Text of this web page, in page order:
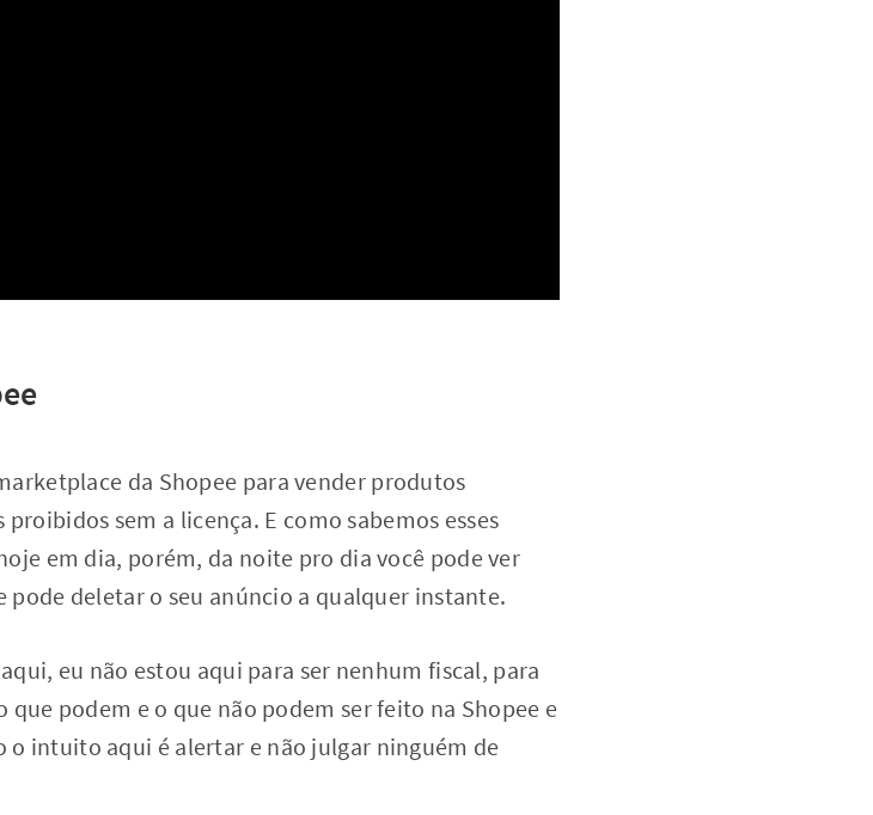
da Shopee para vender produtos
sem a licença. E como sabemos esses
em dia, porém, da noite pro dia você pode ver
deletar o seu anúncio a qualquer instante.
eu não estou aqui para ser nenhum fiscal, para
que podem e o que não podem ser feito na Shopee e
o intuito aqui é alertar e não julgar ninguém de